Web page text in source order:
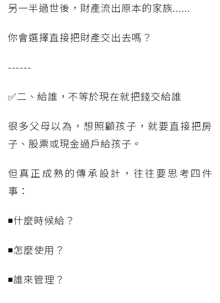
另一半過世後，財產流出原本的家族......
你會選擇直接把財產交出去嗎？
------
✅二、給誰，不等於現在就把錢交給誰
很多父母以為，想照顧孩子，就要直接把房
子、股票或現金過戶給孩子。
但真正成熟的傳承設計，往往要思考四件
事：
◾什麼時候給？
◾怎麼使用？
◾誰來管理？